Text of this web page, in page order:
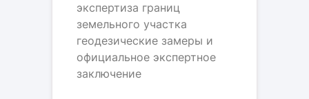
экспертиза границ
земельного участка
геодезические замеры и
официальное экспертное
заключение